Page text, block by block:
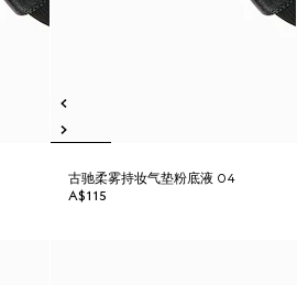
古驰柔雾持妆气垫粉底液 04
A$115